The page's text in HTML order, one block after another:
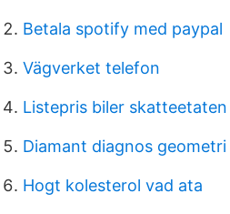
Betala spotify med paypal
Vägverket telefon
Listepris biler skatteetaten
Diamant diagnos geometri
Hogt kolesterol vad ata